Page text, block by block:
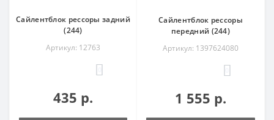
Сайлентблок рессоры задний
(244)
Артикул: 12763
435 р.
Сайлентблок рессоры
передний (244)
Артикул: 1397624080
1 555 р.